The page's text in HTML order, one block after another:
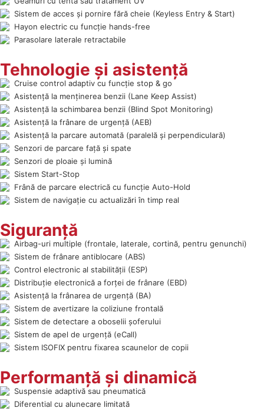
Sistem de acces și pornire fără cheie (Keyless Entry & Start)
Hayon electric cu funcție hands-free
Parasolare laterale retractabile
Tehnologie și asistență
Cruise control adaptiv cu funcție stop & go
Asistență la menținerea benzii (Lane Keep Assist)
Asistență la schimbarea benzii (Blind Spot Monitoring)
Asistență la frânare de urgență (AEB)
Asistență la parcare automată (paralelă și perpendiculară)
Senzori de parcare față și spate
Senzori de ploaie și lumină
Sistem Start-Stop
Frână de parcare electrică cu funcție Auto-Hold
Sistem de navigație cu actualizări în timp real
Siguranță
Airbag-uri multiple (frontale, laterale, cortină, pentru genunchi)
Sistem de frânare antiblocare (ABS)
Control electronic al stabilității (ESP)
Distribuție electronică a forței de frânare (EBD)
Asistență la frânarea de urgență (BA)
Sistem de avertizare la coliziune frontală
Sistem de detectare a oboselii șoferului
Sistem de apel de urgență (eCall)
Sistem ISOFIX pentru fixarea scaunelor de copii
Performanță și dinamică
Suspensie adaptivă sau pneumatică
Diferential cu alunecare limitată